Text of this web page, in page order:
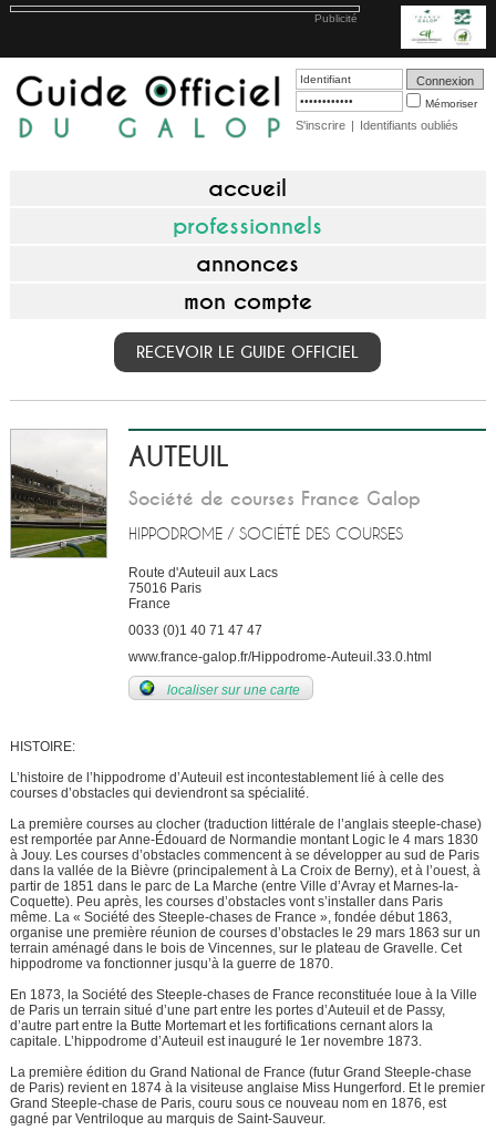
Publicité
Mémoriser
S'inscrire | Identifiants oubliés
accueil
professionnels
annonces
mon compte
RECEVOIR LE GUIDE OFFICIEL
AUTEUIL
Société de courses France Galop
HIPPODROME / SOCIÉTÉ DES COURSES
Route d'Auteuil aux Lacs
75016 Paris
France
0033 (0)1 40 71 47 47
www.france-galop.fr/Hippodrome-Auteuil.33.0.html
localiser sur une carte
HISTOIRE:
L’histoire de l’hippodrome d’Auteuil est incontestablement lié à celle des
courses d’obstacles qui deviendront sa spécialité.
La première courses au clocher (traduction littérale de l’anglais steeple-chase)
est remportée par Anne-Édouard de Normandie montant Logic le 4 mars 1830
à Jouy. Les courses d’obstacles commencent à se développer au sud de Paris
dans la vallée de la Bièvre (principalement à La Croix de Berny), et à l’ouest, à
partir de 1851 dans le parc de La Marche (entre Ville d’Avray et Marnes-la-
Coquette). Peu après, les courses d’obstacles vont s’installer dans Paris
même. La « Société des Steeple-chases de France », fondée début 1863,
organise une première réunion de courses d’obstacles le 29 mars 1863 sur un
terrain aménagé dans le bois de Vincennes, sur le plateau de Gravelle. Cet
hippodrome va fonctionner jusqu’à la guerre de 1870.
En 1873, la Société des Steeple-chases de France reconstituée loue à la Ville
de Paris un terrain situé d’une part entre les portes d’Auteuil et de Passy,
d’autre part entre la Butte Mortemart et les fortifications cernant alors la
capitale. L’hippodrome d’Auteuil est inauguré le 1er novembre 1873.
La première édition du Grand National de France (futur Grand Steeple-chase
de Paris) revient en 1874 à la visiteuse anglaise Miss Hungerford. Et le premier
Grand Steeple-chase de Paris, couru sous ce nouveau nom en 1876, est
gagné par Ventriloque au marquis de Saint-Sauveur.